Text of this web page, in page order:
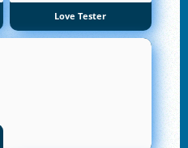
Love Tester